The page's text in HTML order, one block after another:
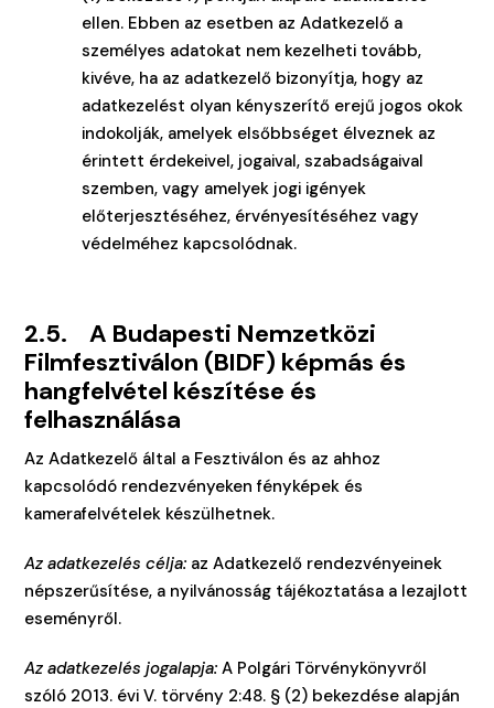
ellen. Ebben az esetben az Adatkezelő a
személyes adatokat nem kezelheti tovább,
kivéve, ha az adatkezelő bizonyítja, hogy az
adatkezelést olyan kényszerítő erejű jogos okok
indokolják, amelyek elsőbbséget élveznek az
érintett érdekeivel, jogaival, szabadságaival
szemben, vagy amelyek jogi igények
előterjesztéséhez, érvényesítéséhez vagy
védelméhez kapcsolódnak.
2.5. A Budapesti Nemzetközi
Filmfesztiválon (BIDF) képmás és
hangfelvétel készítése és
felhasználása
Az Adatkezelő által a Fesztiválon és az ahhoz
kapcsolódó rendezvényeken fényképek és
kamerafelvételek készülhetnek.
Az adatkezelés célja: az Adatkezelő rendezvényeinek
népszerűsítése, a nyilvánosság tájékoztatása a lezajlott
eseményről.
Az adatkezelés jogalapja: A Polgári Törvénykönyvről
szóló 2013. évi V. törvény 2:48. § (2) bekezdése alapján